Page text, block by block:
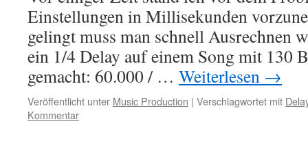
Einstellungen in Millisekunden
gelingt muss man schnell Ausrechnen
ein 1/4 Delay auf einem Song mit 130
gemacht: 60.000 / … Weiterlesen →
Veröffentlicht unter Music Production | Verschlagwortet mit
Kommentar